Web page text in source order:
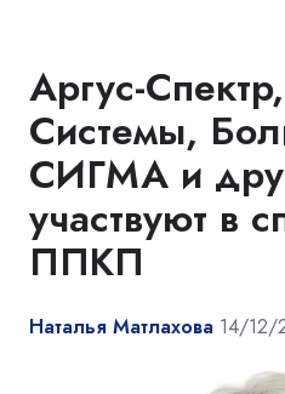
Аргус-
Системы,
СИГМА и
участвуют в
ППКП
Наталья Матлахова 14/12/